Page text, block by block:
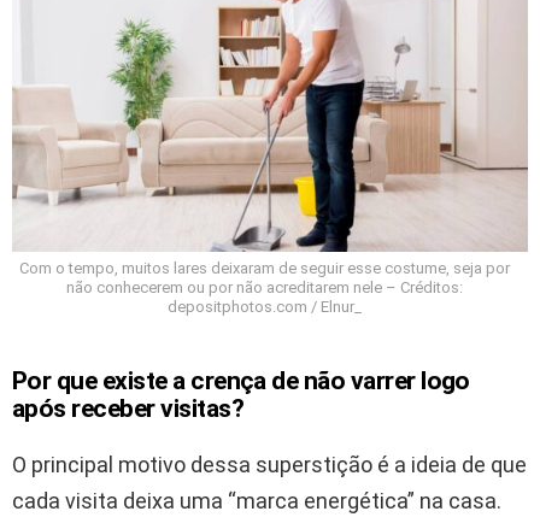
Com o tempo, muitos lares deixaram de seguir esse costume, seja por
não conhecerem ou por não acreditarem nele – Créditos:
depositphotos.com / Elnur_
Por que existe a crença de não varrer logo
após receber visitas?
O principal motivo dessa superstição é a ideia de que
cada visita deixa uma “marca energética” na casa.